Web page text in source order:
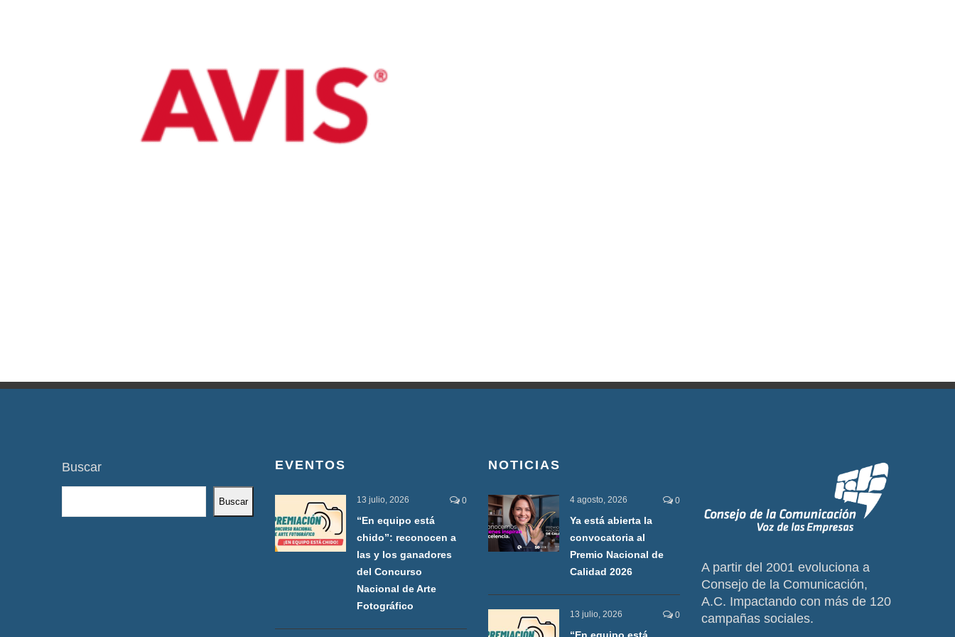
Buscar
Buscar
EVENTOS
13 julio, 2026 0
“En equipo está
chido”: reconocen a
las y los ganadores
del Concurso
Nacional de Arte
Fotográfico
NOTICIAS
4 agosto, 2026 0
Ya está abierta la
convocatoria al
Premio Nacional de
Calidad 2026
13 julio, 2026 0
A partir del 2001 evoluciona a
Consejo de la Comunicación,
A.C. Impactando con más de 120
campañas sociales.